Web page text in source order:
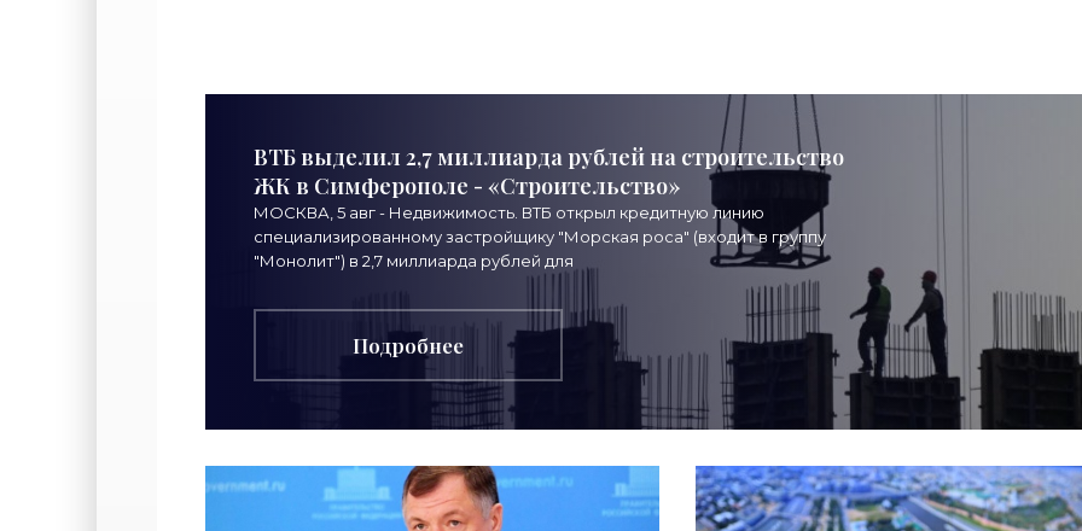
ВТБ выделил 2,7 миллиарда рублей на строительство
ЖК в Симферополе - «Строительство»
МОСКВА, 5 авг - Недвижимость. ВТБ открыл кредитную линию
специализированному застройщику "Морская роса" (входит в группу
"Монолит") в 2,7 миллиарда рублей для
Подробнее